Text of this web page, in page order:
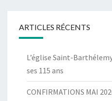
ARTICLES RÉCENTS
L’église Saint-
ses 115 ans
CONFIRMATIONS MAI